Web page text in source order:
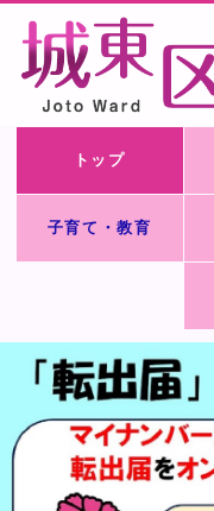
トップ
子育て・教育